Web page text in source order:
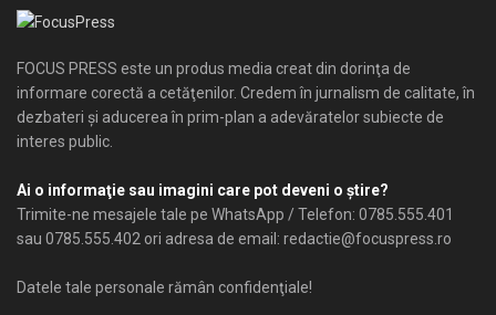
FOCUS PRESS este un produs media creat din dorinţa de
informare corectă a cetăţenilor. Credem în jurnalism de calitate, în
dezbateri şi aducerea în prim-plan a adevăratelor subiecte de
interes public.
Ai o informaţie sau imagini care pot deveni o ştire?
Trimite-ne mesajele tale pe WhatsApp / Telefon: 0785.555.401
sau 0785.555.402 ori adresa de email: redactie@focuspress.ro
Datele tale personale rămân confidenţiale!